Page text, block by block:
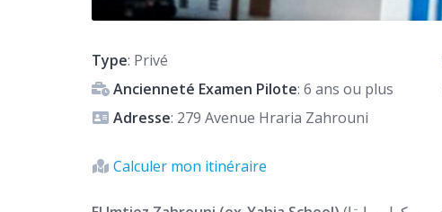
Type: Privé
Ancienneté Examen Pilote: 6 ans ou plus
Adresse: 279 Avenue Hraria Zahrouni
Calculer mon itinéraire